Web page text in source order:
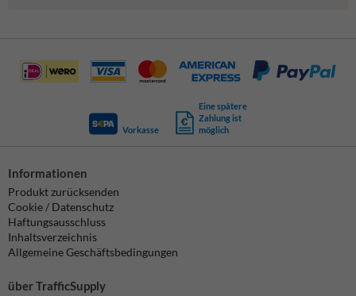
Vorkasse
Eine spätere
Zahlung ist
möglich
Informationen
Produkt zurücksenden
Cookie / Datenschutz
Haftungsausschluss
Inhaltsverzeichnis
Allgemeine Geschäftsbedingungen
über TrafficSupply